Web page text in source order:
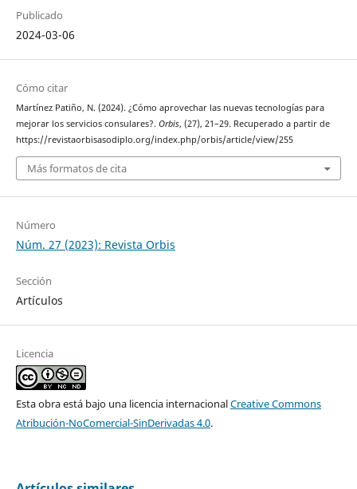
Publicado
2024-03-06
Cómo citar
Martínez Patiño, N. (2024). ¿Cómo aprovechar las nuevas tecnologías para
mejorar los servicios consulares?. Orbis, (27), 21–29. Recuperado a partir de
https://revistaorbisasodiplo.org/index.php/orbis/article/view/255
Más formatos de cita
Número
Núm. 27 (2023): Revista Orbis
Sección
Artículos
Licencia
Esta obra está bajo una licencia internacionalCreative Commons
Atribución-NoComercial-SinDerivadas 4.0.